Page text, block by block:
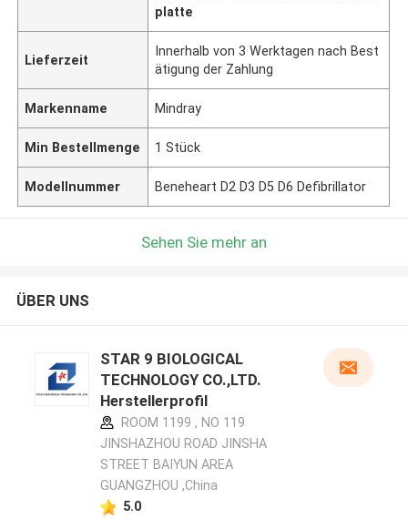
platte
Lieferzeit
Innerhalb von 3 Werktagen nach Best
ätigung der Zahlung
Markenname Mindray
Min Bestellmenge 1 Stück
Modellnummer Beneheart D2 D3 D5 D6 Defibrillator
Sehen Sie mehr an
ÜBER UNS
STAR 9 BIOLOGICAL
TECHNOLOGY CO.,LTD.
Herstellerprofil
ROOM 1199 , NO 119
JINSHAZHOU ROAD JINSHA
STREET BAIYUN AREA
GUANGZHOU ,China
5.0